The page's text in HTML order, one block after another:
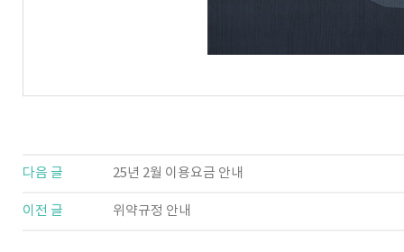
다음 글 25년 2월 이용요금 안내
이전 글 위약규정 안내